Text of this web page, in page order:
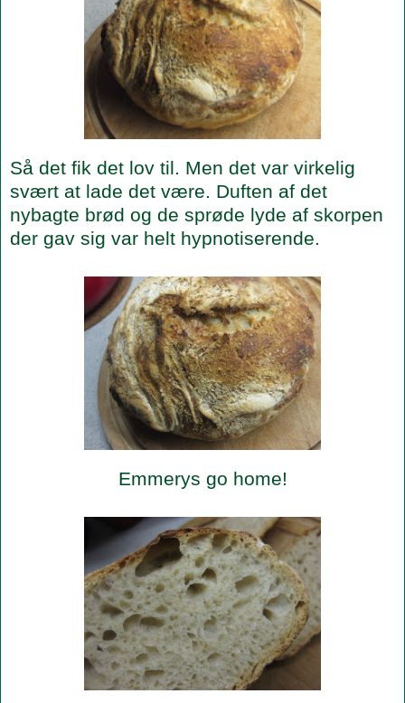
Så det fik det lov til. Men det var virkelig
svært at lade det være. Duften af det
nybagte brød og de sprøde lyde af skorpen
der gav sig var helt hypnotiserende.
Emmerys go home!